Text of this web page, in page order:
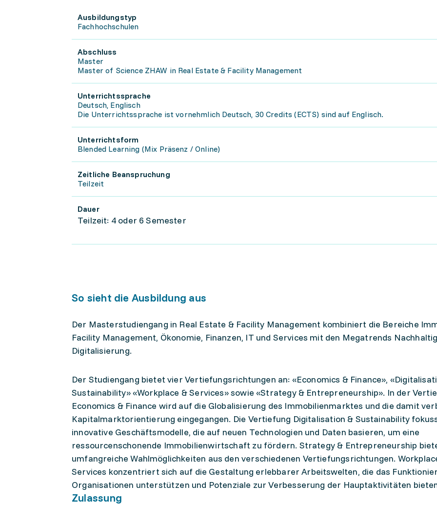
Ausbildungstyp
Fachhochschulen
Abschluss
Master
Master of Science ZHAW in Real Estate & Facility Management
Unterrichtssprache
Deutsch, Englisch
Die Unterrichtssprache ist vornehmlich Deutsch, 30 Credits (ECTS) sind auf Englisch.
Unterrichtsform
Blended Learning (Mix Präsenz / Online)
Zeitliche Beanspruchung
Teilzeit
Dauer
Teilzeit: 4 oder 6 Semester
So sieht die Ausbildung aus
Der Masterstudiengang in Real Estate & Facility Management kombiniert die Bereiche
Facility Management, Ökonomie, Finanzen, IT und Services mit den Megatrends
Digitalisierung.
Der Studiengang bietet vier Vertiefungsrichtungen an: «Economics & Finance»,
Sustainability» «Workplace & Services» sowie «Strategy & Entrepreneurship». In der
Economics & Finance wird auf die Globalisierung des Immobilienmarktes und die damit
Kapitalmarktorientierung eingegangen. Die Vertiefung Digitalisation & Sustainability
innovative Geschäftsmodelle, die auf neuen Technologien und Daten basieren, um eine
ressourcenschonende Immobilienwirtschaft zu fördern. Strategy & Entrepreneurship
umfangreiche Wahlmöglichkeiten aus den verschiedenen Vertiefungsrichtungen.
Services konzentriert sich auf die Gestaltung erlebbarer Arbeitswelten, die das
Organisationen unterstützen und Potenziale zur Verbesserung der Hauptaktivitäten
Zulassung